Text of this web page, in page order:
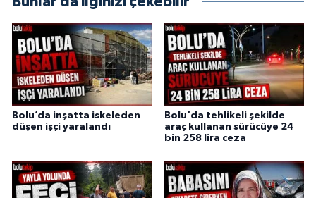
Bolu’da inşatta iskeleden
düşen işçi yaralandı
Bolu'da tehlikeli şekilde
araç kullanan sürücüye 24
bin 258 lira ceza